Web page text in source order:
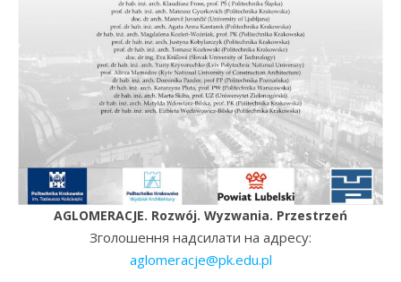
AGLOMERACJE. Rozwój. Wyzwania. Przestrzeń
Зголошення надсилати на адресу:
aglomeracje@pk.edu.pl